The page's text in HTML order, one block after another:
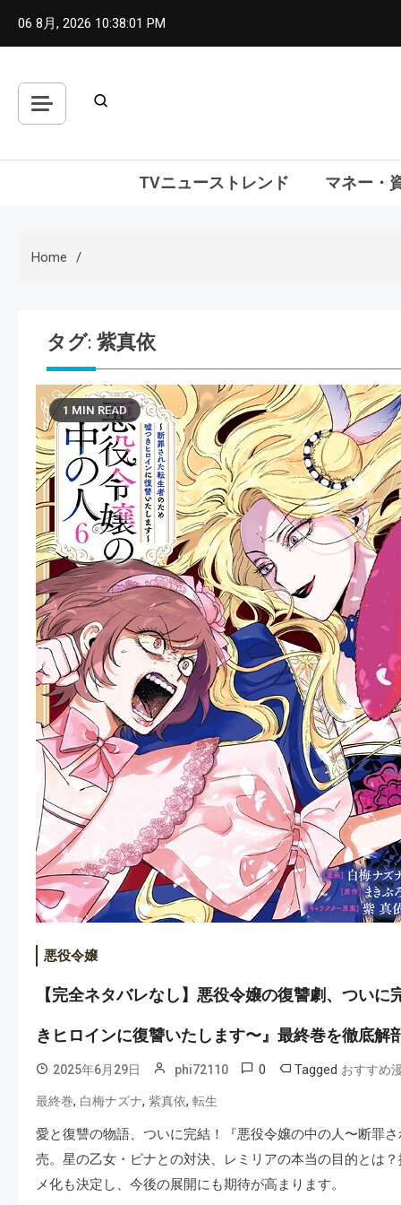
06 8月, 2026 10:38:02 PM
TVニューストレンド マネー・
Home
タグ: 紫真依
1 MIN READ
悪役令嬢
【完全ネタバレなし】悪役令嬢の復讐劇、つい
きヒロインに復讐いたします〜』最終巻を徹底解
2025年6月29日 phi72110 0 Tagged おすすめ
最終巻, 白梅ナズナ, 紫真依, 転生
愛と復讐の物語、ついに完結！『悪役令嬢の中の人〜断罪
売。星の乙女・ピナとの対決、レミリアの本当の目的とは
メ化も決定し、今後の展開にも期待が高まります。